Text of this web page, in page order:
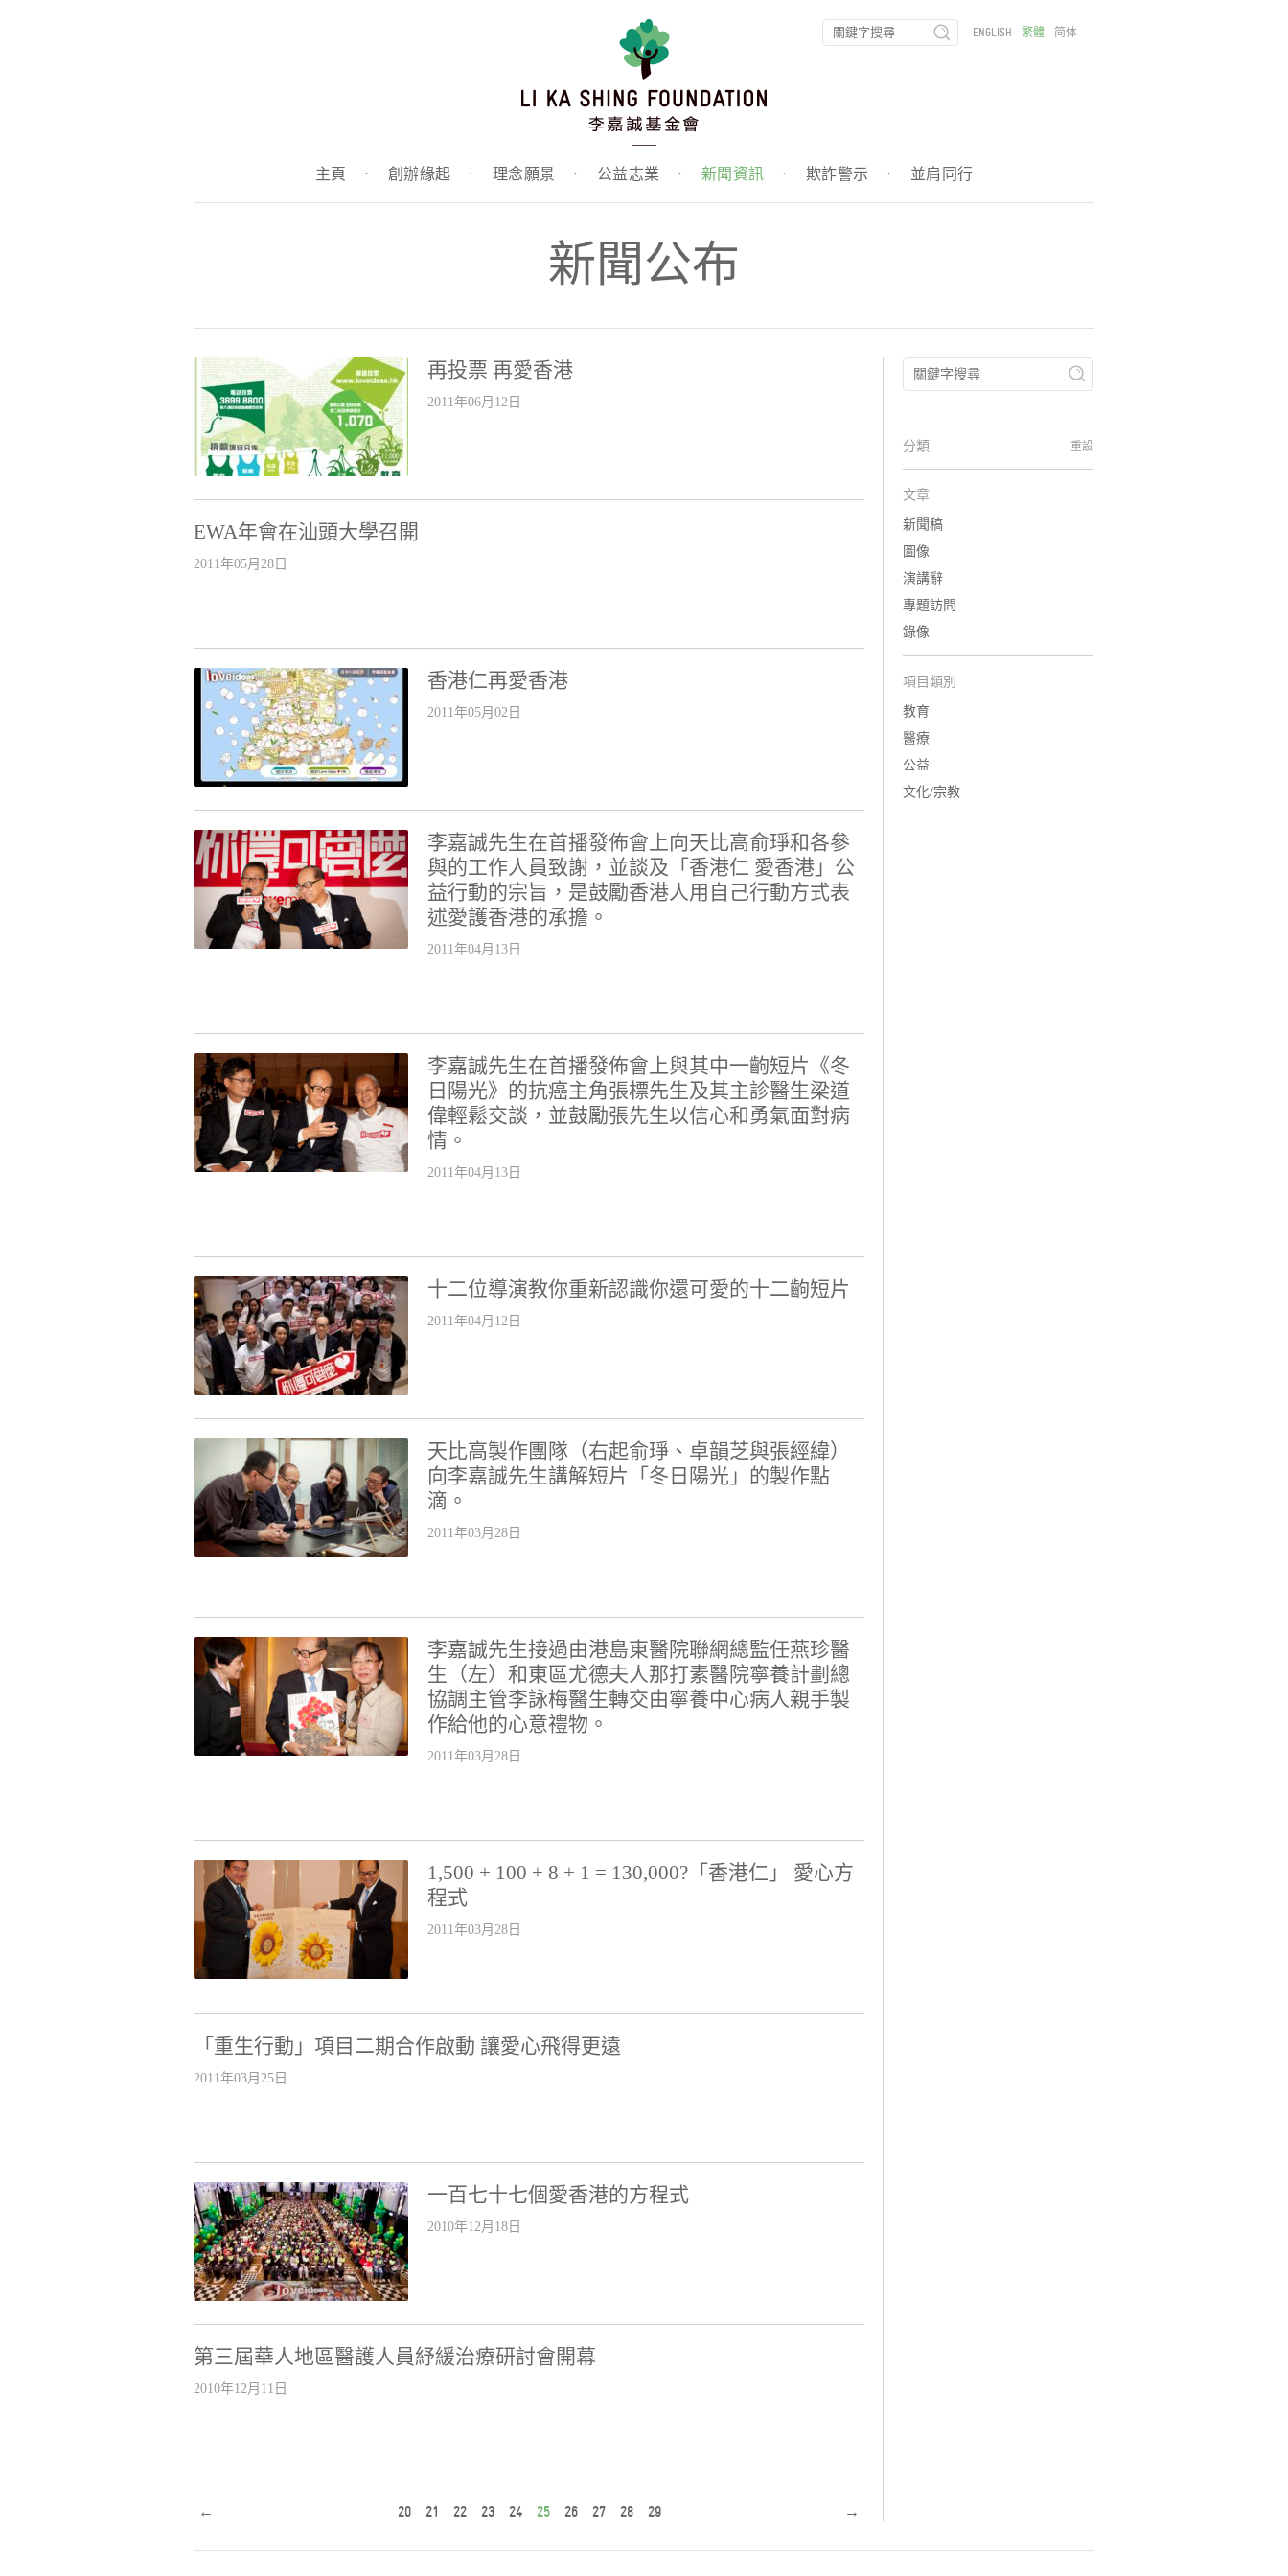
主頁 · 創辦緣起 · 理念願景 · 公益志業 · 新聞資訊 · 欺詐警示 · 並肩同行
ENGLISH 繁體 简体
新聞公布
再投票 再愛香港
2011年06月12日
EWA年會在汕頭大學召開
2011年05月28日
香港仁再愛香港
2011年05月02日
李嘉誠先生在首播發佈會上向天比高俞琤和各參
與的工作人員致謝，並談及「香港仁 愛香港」公
益行動的宗旨，是鼓勵香港人用自己行動方式表
述愛護香港的承擔。
2011年04月13日
李嘉誠先生在首播發佈會上與其中一齣短片《冬
日陽光》的抗癌主角張標先生及其主診醫生梁道
偉輕鬆交談，並鼓勵張先生以信心和勇氣面對病
情。
2011年04月13日
十二位導演教你重新認識你還可愛的十二齣短片
2011年04月12日
天比高製作團隊（右起俞琤、卓韻芝與張經緯）
向李嘉誠先生講解短片「冬日陽光」的製作點
滴。
2011年03月28日
李嘉誠先生接過由港島東醫院聯網總監任燕珍醫
生（左）和東區尤德夫人那打素醫院寧養計劃總
協調主管李詠梅醫生轉交由寧養中心病人親手製
作給他的心意禮物。
2011年03月28日
1,500 + 100 + 8 + 1 = 130,000?「香港仁」 愛心方
程式
2011年03月28日
「重生行動」項目二期合作啟動 讓愛心飛得更遠
2011年03月25日
一百七十七個愛香港的方程式
2010年12月18日
第三屆華人地區醫護人員紓緩治療研討會開幕
2010年12月11日
← 20 21 22 23 24 25 26 27 28 29 →
分類 重設
文章
新聞稿
圖像
演講辭
專題訪問
錄像
項目類別
教育
醫療
公益
文化/宗教